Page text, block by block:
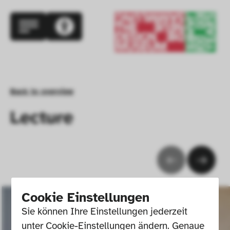
Cookie Einstellungen
Sie können Ihre Einstellungen jederzeit
unter Cookie-Einstellungen ändern. Genaue
Back to overview
Lecture